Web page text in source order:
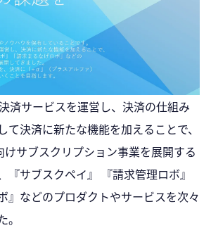
済サービスを運営し、決済の仕組み
て決済に新たな機能を加えることで、
サブスクリプション事業を展開する
『サブスクペイ』 『請求管理ロボ』
』などのプロダクトやサービスを次々